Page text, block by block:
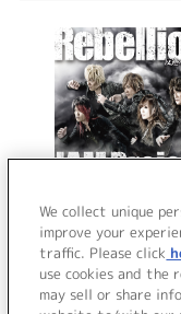
We collect unique
improve your
traffic. Please click
use cookies and the
may sell or share